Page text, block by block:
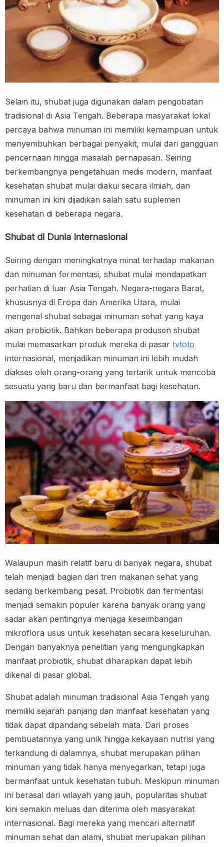
Selain itu, shubat juga digunakan dalam pengobatan
tradisional di Asia Tengah. Beberapa masyarakat lokal
percaya bahwa minuman ini memiliki kemampuan untuk
menyembuhkan berbagai penyakit, mulai dari gangguan
pencernaan hingga masalah pernapasan. Seiring
berkembangnya pengetahuan medis modern, manfaat
kesehatan shubat mulai diakui secara ilmiah, dan
minuman ini kini dijadikan salah satu suplemen
kesehatan di beberapa negara.
Shubat di Dunia Internasional
Seiring dengan meningkatnya minat terhadap makanan
dan minuman fermentasi, shubat mulai mendapatkan
perhatian di luar Asia Tengah. Negara-negara Barat,
khususnya di Eropa dan Amerika Utara, mulai
mengenal shubat sebagai minuman sehat yang kaya
akan probiotik. Bahkan beberapa produsen shubat
mulai memasarkan produk mereka di pasar tvtoto
internasional, menjadikan minuman ini lebih mudah
diakses oleh orang-orang yang tertarik untuk mencoba
sesuatu yang baru dan bermanfaat bagi kesehatan.
Walaupun masih relatif baru di banyak negara, shubat
telah menjadi bagian dari tren makanan sehat yang
sedang berkembang pesat. Probiotik dan fermentasi
menjadi semakin populer karena banyak orang yang
sadar akan pentingnya menjaga keseimbangan
mikroflora usus untuk kesehatan secara keseluruhan.
Dengan banyaknya penelitian yang mengungkapkan
manfaat probiotik, shubat diharapkan dapat lebih
dikenal di pasar global.
Shubat adalah minuman tradisional Asia Tengah yang
memiliki sejarah panjang dan manfaat kesehatan yang
tidak dapat dipandang sebelah mata. Dari proses
pembuatannya yang unik hingga kekayaan nutrisi yang
terkandung di dalamnya, shubat merupakan pilihan
minuman yang tidak hanya menyegarkan, tetapi juga
bermanfaat untuk kesehatan tubuh. Meskipun minuman
ini berasal dari wilayah yang jauh, popularitas shubat
kini semakin meluas dan diterima oleh masyarakat
internasional. Bagi mereka yang mencari alternatif
minuman sehat dan alami, shubat merupakan pilihan